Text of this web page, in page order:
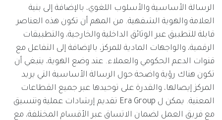
الرسالة الأساسية والأسلوب اللغوي، بالإضافة إلى بنية
العلامة والهوية الشفهية. من المهم أن تكون هذه العناصر
قابلة للتطبيق عبر الوثائق الداخلية والخارجية، والتطبيقات
الرقمية، والواجهات المادية للمركز، بالإضافة إلى التفاعل مع
قنوات الدعم الحكومي والعملاء. عند وضع الهوية، ينبغي أن
تكون هناك رؤية واضحة حول الرسالة الأساسية التي يريد
المركز إيصالها، والقدرة على توحيدها عبر جميع القطاعات
المعنية. يمكن ل Era Group تقديم إرشادات عملية وتنسيق
مع فريق العمل لضمان الاتساق عبر الأقسام المختلفة، مع